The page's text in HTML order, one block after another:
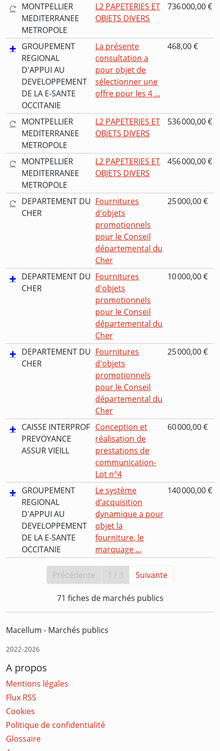
MONTPELLIER
MEDITERRANEE
METROPOLE
L2 PAPETERIES ET
OBJETS DIVERS
736 000,00 €
GROUPEMENT
REGIONAL
D'APPUI AU
DEVELOPPEMENT
DE LA E-SANTE
OCCITANIE
La présente
consultation a
pour objet de
sélectionner une
offre pour les 4 ...
468,00 €
MONTPELLIER
MEDITERRANEE
METROPOLE
L2 PAPETERIES ET
OBJETS DIVERS
536 000,00 €
MONTPELLIER
MEDITERRANEE
METROPOLE
L2 PAPETERIES ET
OBJETS DIVERS
456 000,00 €
DEPARTEMENT DU
CHER
Fournitures
d'objets
promotionnels
pour le Conseil
départemental du
Cher
25 000,00 €
DEPARTEMENT DU
CHER
Fournitures
d'objets
promotionnels
pour le Conseil
départemental du
Cher
10 000,00 €
DEPARTEMENT DU
CHER
Fournitures
d'objets
promotionnels
pour le Conseil
départemental du
Cher
25 000,00 €
CAISSE INTERPROF
PREVOYANCE
ASSUR VIEILL
Conception et
réalisation de
prestations de
communication-
Lot n°4
60 000,00 €
GROUPEMENT
REGIONAL
D'APPUI AU
DEVELOPPEMENT
DE LA E-SANTE
OCCITANIE
Le système
d’acquisition
dynamique a pour
objet la
fourniture, le
marquage ...
140 000,00 €
Précédente 1 / 3 Suivante
71 fiches de marchés publics
Macellum - Marchés publics
2022-2026
A propos
Mentions légales
Flux RSS
Cookies
Politique de confidentialité
Glossaire